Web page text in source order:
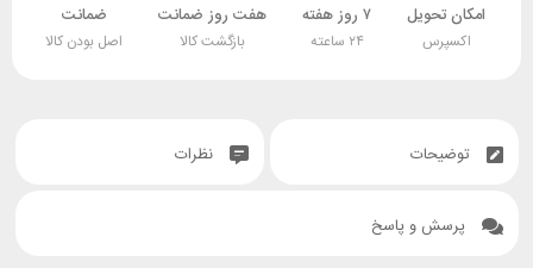
امکان تحویل
اکسپرس
۷ روز هفته
۲۴ ساعته
هفت روز ضمانت
بازگشت کالا
ضمانت
اصل بودن کالا
توضیحات نظرات
پرسش و پاسخ